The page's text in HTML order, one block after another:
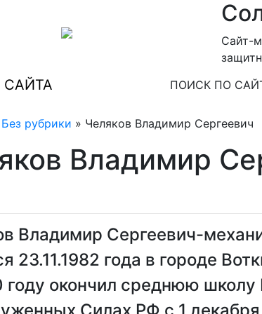
Сайт-
ПОИСК ПО
Без рубрики » Челяков Владимир Сергеевич
Владимир
Владимир Сергеевич-
23.11.1982 года в городе
году окончил среднюю школу